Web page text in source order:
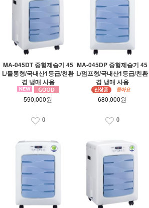
MA-045DT 중형제습기 45
L/물통형/국내산1등급/친환
경 냉매 사용
590,000원
0
MA-045DP 중형제습기 45
L/펌프형/국내산1등급/친환
경 냉매 사용
680,000원
0